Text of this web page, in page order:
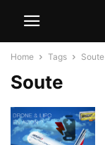
Home Tags Soute
Soute